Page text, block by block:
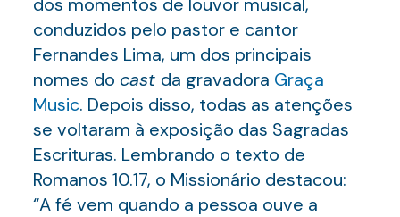
conduzidos pelo pastor e cantor
Fernandes Lima, um dos principais
nomes do cast da gravadora Graça
Music. Depois disso, todas as atenções
se voltaram à exposição das Sagradas
Escrituras. Lembrando o texto de
Romanos 10.17, o Missionário destacou:
“A fé vem quando a pessoa ouve a